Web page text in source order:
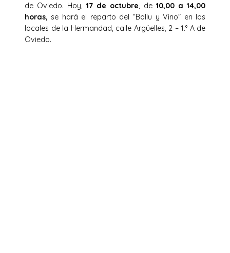
de Oviedo. Hoy,17 de octubre , de 10,00 a 14,00
horas, se hará el reparto del “Bollu y Vino” en los
locales de la Hermandad, calle Argüelles, 2 – 1.° A de
Oviedo.